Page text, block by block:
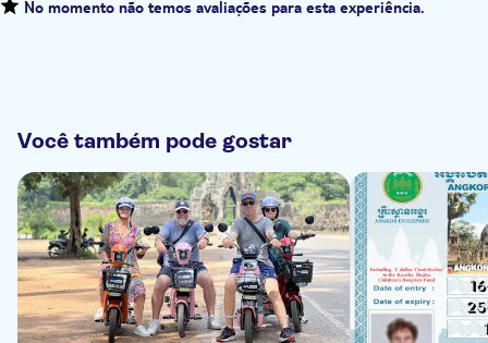
No momento não temos avaliações para esta experiência.
Você também pode gostar